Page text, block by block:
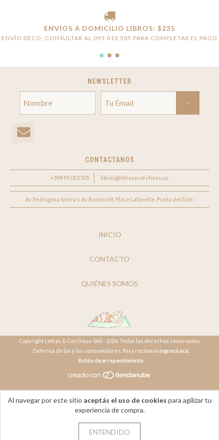
Al navegar por este sitio aceptás el uso de cookies para agilizar tu
experiencia de compra.
ENTENDIDO
ENVÍOS A DOMICILIO LIBROS: $235
ENVÍO DECO, CONSULTAR AL 095 010 505 PARA COMPLETAR EL PAGO
NEWSLETTER
CONTACTANOS
+598 95 010 505 libros@letrasycorcheas.uy
Av Pedragosa Sierra y Av Roosevelt, Place Lafayette. Punta del Este.
INICIO
CONTACTO
QUIÉNES SOMOS
Copyright Letras & Corcheas SAS - 2026. Todos los derechos reservados.
Defensa de las y los consumidores. Para reclamos ingresá acá.
Botón de arrepentimiento